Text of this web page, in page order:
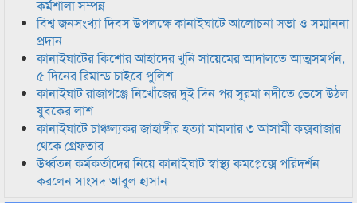
কর্মশালা সম্পন্ন
বিশ্ব জনসংখ্যা দিবস উপলক্ষে কানাইঘাটে আলোচনা সভা ও সম্মাননা
প্রদান
কানাইঘাটের কিশোর আহাদের খুনি সায়েমের আদালতে আত্মসমর্পন,
৫ দিনের রিমান্ড চাইবে পুলিশ
কানাইঘাট রাজাগঞ্জে নিখোঁজের দুই দিন পর সুরমা নদীতে ভেসে উঠল
যুবকের লাশ
কানাইঘাটে চাঞ্চল্যকর জাহাঙ্গীর হত্যা মামলার ৩ আসামী কক্সবাজার
থেকে গ্রেফতার
উর্ধ্বতন কর্মকর্তাদের নিয়ে কানাইঘাট স্বাস্থ্য কমপ্লেক্সে পরিদর্শন
করলেন সাংসদ আবুল হাসান